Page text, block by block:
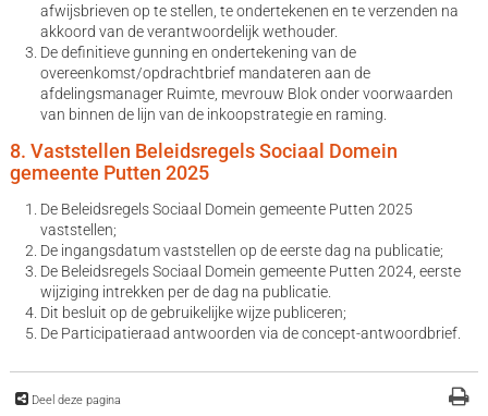
afwijsbrieven op te stellen, te ondertekenen en te verzenden na
akkoord van de verantwoordelijk wethouder.
De definitieve gunning en ondertekening van de
overeenkomst/opdrachtbrief mandateren aan de
afdelingsmanager Ruimte, mevrouw Blok onder voorwaarden
van binnen de lijn van de inkoopstrategie en raming.
8. Vaststellen Beleidsregels Sociaal Domein
gemeente Putten 2025
De Beleidsregels Sociaal Domein gemeente Putten 2025
vaststellen;
De ingangsdatum vaststellen op de eerste dag na publicatie;
De Beleidsregels Sociaal Domein gemeente Putten 2024, eerste
wijziging intrekken per de dag na publicatie.
Dit besluit op de gebruikelijke wijze publiceren;
De Participatieraad antwoorden via de concept-antwoordbrief.
Deel deze pagina